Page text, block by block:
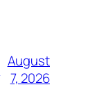
August
7, 2026